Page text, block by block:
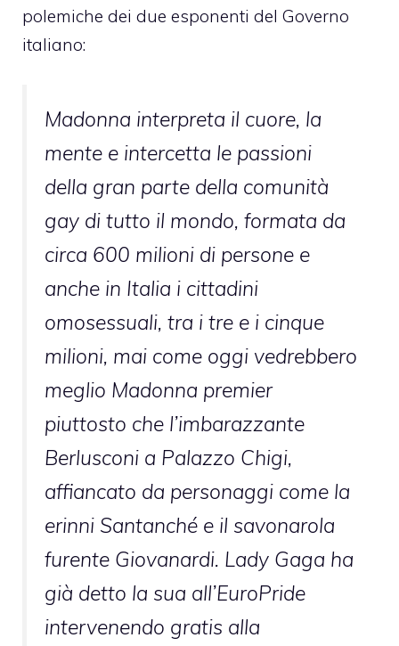
polemiche dei due esponenti del Governo
italiano:
Madonna interpreta il cuore, la
mente e intercetta le passioni
della gran parte della comunità
gay di tutto il mondo, formata da
circa 600 milioni di persone e
anche in Italia i cittadini
omosessuali, tra i tre e i cinque
milioni, mai come oggi vedrebbero
meglio Madonna premier
piuttosto che l’imbarazzante
Berlusconi a Palazzo Chigi,
affiancato da personaggi come la
erinni Santanché e il savonarola
furente Giovanardi. Lady Gaga ha
già detto la sua all’EuroPride
intervenendo gratis alla